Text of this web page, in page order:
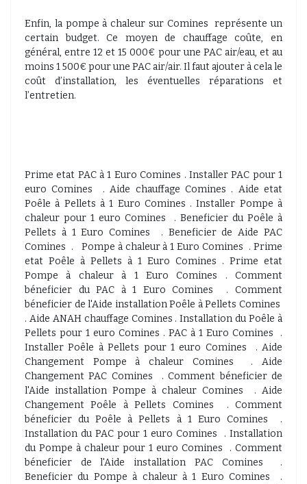
Enfin, la pompe à chaleur sur Comines
représente un
certain budget. Ce moyen de chauffage coûte, en
général, entre 12 et 15 000€ pour une PAC air/eau, et au
moins 1 500€ pour une PAC air/air. Il faut ajouter à cela le
coût d’installation, les éventuelles réparations et
l’entretien.
Prime etat PAC à 1 Euro Comines . Installer PAC pour 1
euro Comines . Aide chauffage Comines . Aide etat
Poêle à Pellets à 1 Euro Comines . Installer Pompe à
chaleur pour 1 euro Comines . Beneficier du Poêle à
Pellets à 1 Euro Comines . Beneficier de Aide PAC
Comines . Pompe à chaleur à 1 Euro Comines . Prime
etat Poêle à Pellets à 1 Euro Comines . Prime etat
Pompe à chaleur à 1 Euro Comines . Comment
béneficier du PAC à 1 Euro Comines . Comment
béneficier de l'Aide installation Poêle à Pellets Comines
. Aide ANAH chauffage Comines . Installation du Poêle à
Pellets pour 1 euro Comines . PAC à 1 Euro Comines .
Installer Poêle à Pellets pour 1 euro Comines . Aide
Changement Pompe à chaleur Comines . Aide
Changement PAC Comines . Comment béneficier de
l'Aide installation Pompe à chaleur Comines . Aide
Changement Poêle à Pellets Comines . Comment
béneficier du Poêle à Pellets à 1 Euro Comines .
Installation du PAC pour 1 euro Comines . Installation
du Pompe à chaleur pour 1 euro Comines . Comment
béneficier de l'Aide installation PAC Comines .
Beneficier du Pompe à chaleur à 1 Euro Comines .